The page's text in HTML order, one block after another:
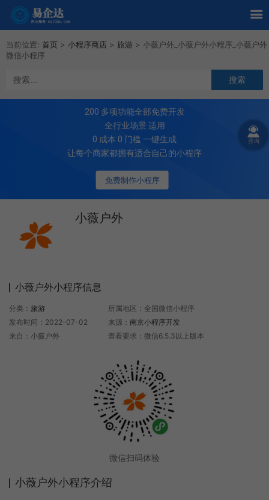
当前位置: 首页 > 小程序商店 > 旅游 > 小薇户外_小薇户外小程序_小薇户外
微信小程序
免费制作小程序
200 多项功能全部免费开发
全行业场景 适用
0 成本 0 门槛 一键生成
让每个商家都拥有适合自己的小程序
小薇户外
小薇户外小程序信息
分类： 旅游
发布时间：2022-07-02
来自：小薇户外
所属地区：全国微信小程序
来源：南京小程序开发
查看要求：微信6.5.3以上版本
微信扫码体验
小薇户外小程序介绍